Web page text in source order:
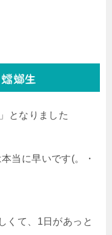
螂生
となりました
当に早いです(。・
くて、1日があっと